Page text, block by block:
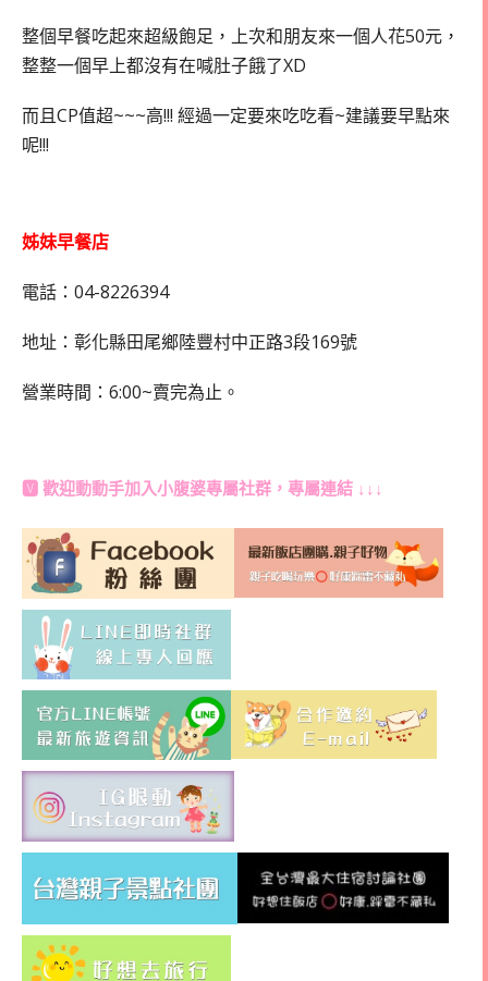
整個早餐吃起來超級飽足，上次和朋友來一個人花50元，
整整一個早上都沒有在喊肚子餓了XD
而且CP值超~~~高!!! 經過一定要來吃吃看~建議要早點來
呢!!!
姊妹早餐店
電話：04-8226394
地址：彰化縣田尾鄉陸豐村中正路3段169號
營業時間：6:00~賣完為止。
🆅 歡迎動動手加入小腹婆專屬社群 ，專屬連結 ↓↓↓